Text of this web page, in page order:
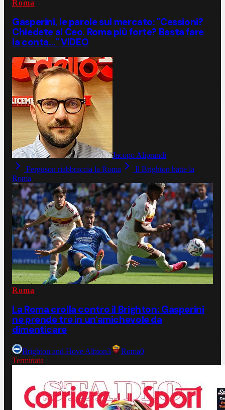
Roma
Gasperini, le parole sul mercato: "Cessioni?
Chiedete al Ceo. Roma più forte? Basta fare
la conta..." VIDEO
Jacopo Aliprandi
Ferguson riabbraccia la Roma
Il Brighton batte la
Roma
Roma
La Roma crolla contro il Brighton: Gasperini
ne prende tre in un'amichevole da
dimenticare
Brighton and Hove Albion3 Roma0
Terminata